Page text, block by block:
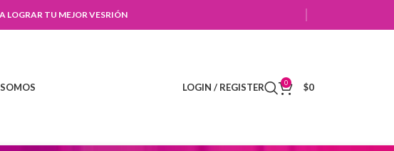
LOGRAR TU MEJOR VESRIÓN
LOGIN / REGISTER 0 $0